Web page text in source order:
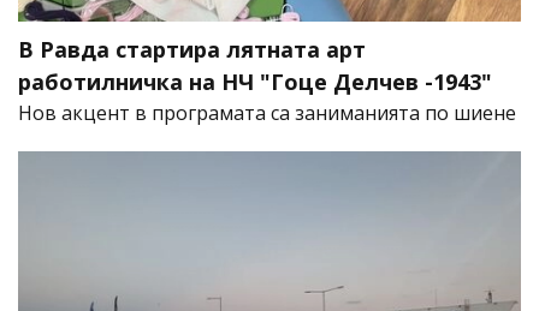
В Равда стартира лятната арт
работилничка на НЧ "Гоце Делчев -1943"
Нов акцент в програмата са заниманията по шиене